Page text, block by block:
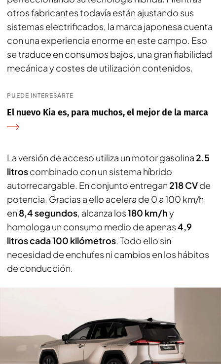
otros fabricantes todavía están ajustando sus
sistemas electrificados, la marca japonesa cuenta
con una experiencia enorme en este campo. Eso
se traduce en consumos bajos, una gran fiabilidad
mecánica y costes de utilización contenidos.
PUEDE INTERESARTE
El nuevo Kia es, para muchos, el mejor de la marca
La versión de acceso utiliza un motor gasolina 2.5
litroscombinado con un sistema híbrido
autorrecargable. En conjunto entregan 218 CVde
potencia. Gracias a ello acelera de 0 a 100 km/h
en 8,4 segundos, alcanza los180 km/hy
homologa un consumo medio de apenas4,9
litros cada 100 kilómetros. Todo ello sin
necesidad de enchufes ni cambios en los hábitos
de conducción.